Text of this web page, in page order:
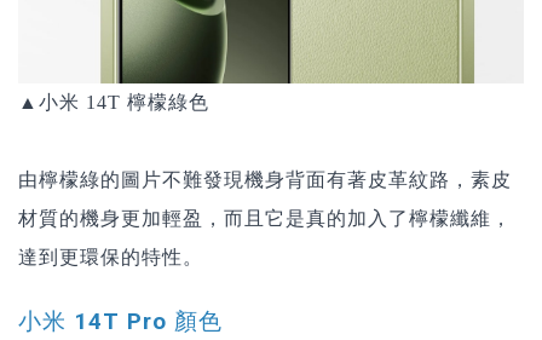
▲小米 14T 檸檬綠色
由檸檬綠的圖片不難發現機身背面有著皮革紋路，素皮
材質的機身更加輕盈，而且它是真的加入了檸檬纖維，
達到更環保的特性。
小米 14T Pro 顏色